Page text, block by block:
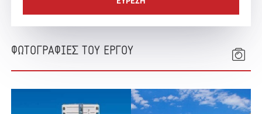
ΦΩΤΟΓΡΑΦΙΕΣ ΤΟΥ ΕΡΓΟΥ